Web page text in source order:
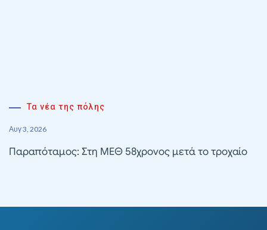
Τα νέα της πόλης
Αυγ 3, 2026
Παραπόταμος: Στη ΜΕΘ 58χρονος μετά το τροχαίο